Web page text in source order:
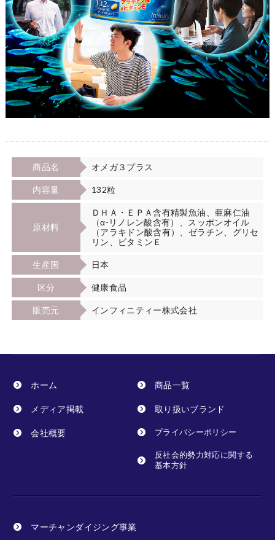
商品名 オメガ３プラス
内容量 132粒
原材料
ＤＨＡ・ＥＰＡ含有精製魚油、亜麻仁油
（α-リノレン酸含有）、スッポンオイル
（アラキドン酸含有）、ゼラチン、グリセ
リン、ビタミンＥ
生産国 日本
区分 健康食品
販売元 インフィニティー株式会社
ホーム 商品一覧
メディア掲載 取り扱いブランド
会社概要 プライバシーポリシー
反社会的勢力対応に関する
基本方針
マーチャンダイジング事業